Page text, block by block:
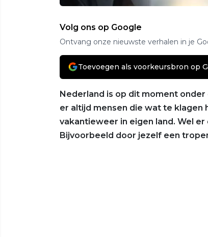
Volg ons op Google
Ontvang onze nieuwste verhalen in je
Toevoegen als voorkeursbron op
Nederland is op dit moment
er altijd mensen die wat te klagen
vakantieweer in eigen land. Wel
Bijvoorbeeld door jezelf een